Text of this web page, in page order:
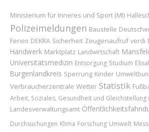
Ministerium für Inneres und Sport (MI)
Polizeimeldungen Baustelle
Ferien DEKRA Sicherheit Zeugenaufruf verdi
Handwerk Marktplatz Landwirtschaft
Universitätsmedizin Entsorgung Studium
Burgenlandkreis Sperrung Kinder
Verbraucherzentrale Wetter Statistik
Arbeit, Soziales, Gesundheit und Gleichstellung
Landesverwaltungsamt
Durchsuchungen Klima Forschung Umwelt